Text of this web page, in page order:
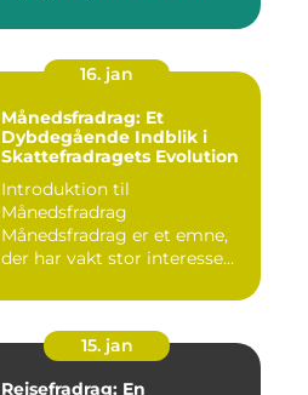
16. jan
Månedsfradrag: Et
Dybdegående Indblik i
Skattefradragets Evolution
Introduktion til
Månedsfradrag
Månedsfradrag er et emne,
der har vakt stor interesse
15. jan
Rejsefradrag: En